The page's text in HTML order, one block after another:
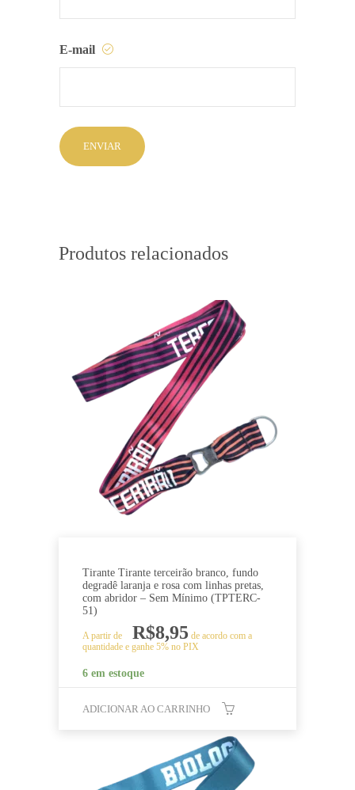
E-mail
Produtos relacionados
Tirante Tirante terceirão branco, fundo
degradê laranja e rosa com linhas pretas,
com abridor – Sem Mínimo (TPTERC-
51)
A partir de R$8,95 de acordo com a
quantidade e ganhe 5% no PIX
6 em estoque
ADICIONAR AO CARRINHO